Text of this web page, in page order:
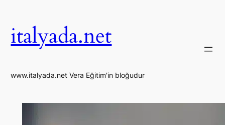
italyada.net
www.italyada.net Vera Eğitim'in bloğudur